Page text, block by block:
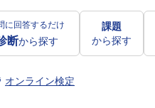
に回答するだけ
断から探す
課題
から探す
オンライン検定